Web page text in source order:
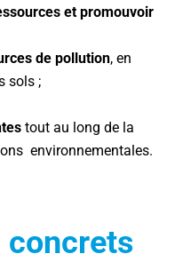
et promouvoir
de pollution, en
sols ;
tout au long de la
environnementales.
concrets